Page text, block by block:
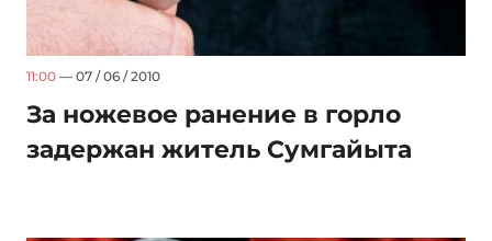
11:00 — 07 / 06 / 2010
За ножевое ранение в горло
задержан житель Сумгайыта